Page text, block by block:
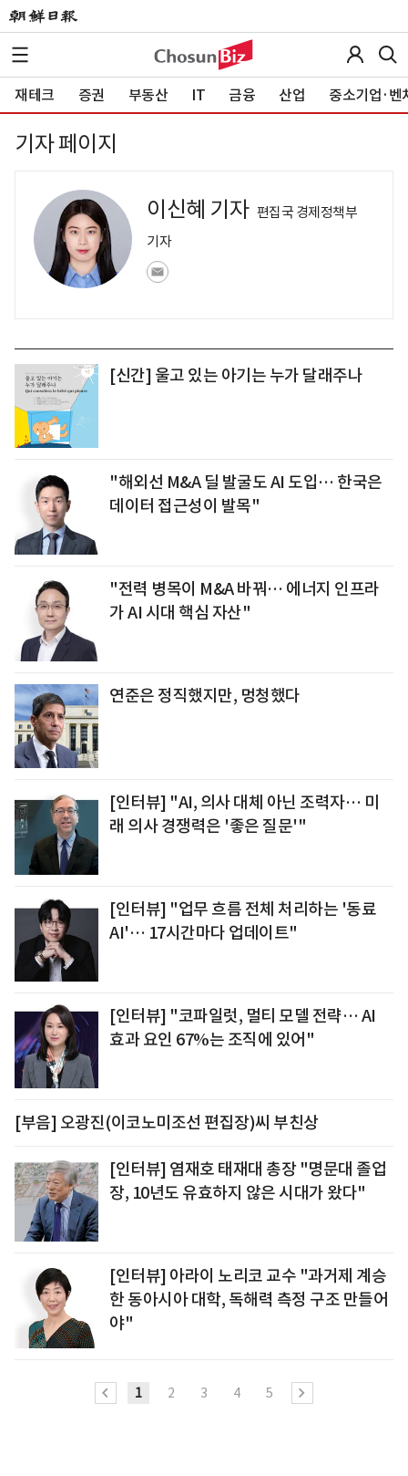
재테크 증권 부동산 IT 금융 산업 중소기업·벤
기자 페이지
이신혜 기자 편집국 경제정책부
기자
[신간] 울고 있는 아기는 누가 달래주나
"해외선 M&A 딜 발굴도 AI 도입… 한국은
데이터 접근성이 발목"
"전력 병목이 M&A 바꿔… 에너지 인프라
가 AI 시대 핵심 자산"
연준은 정직했지만, 멍청했다
[인터뷰] "AI, 의사 대체 아닌 조력자… 미
래 의사 경쟁력은 '좋은 질문'"
[인터뷰] "업무 흐름 전체 처리하는 '동료
AI'… 17시간마다 업데이트"
[인터뷰] "코파일럿, 멀티 모델 전략… AI
효과 요인 67%는 조직에 있어"
[부음] 오광진(이코노미조선 편집장)씨 부친상
[인터뷰] 염재호 태재대 총장 "명문대 졸업
장, 10년도 유효하지 않은 시대가 왔다"
[인터뷰] 아라이 노리코 교수 "과거제 계승
한 동아시아 대학, 독해력 측정 구조 만들어
야"
1 2 3 4 5